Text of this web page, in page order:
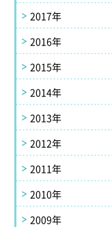
2017年
2016年
2015年
2014年
2013年
2012年
2011年
2010年
2009年